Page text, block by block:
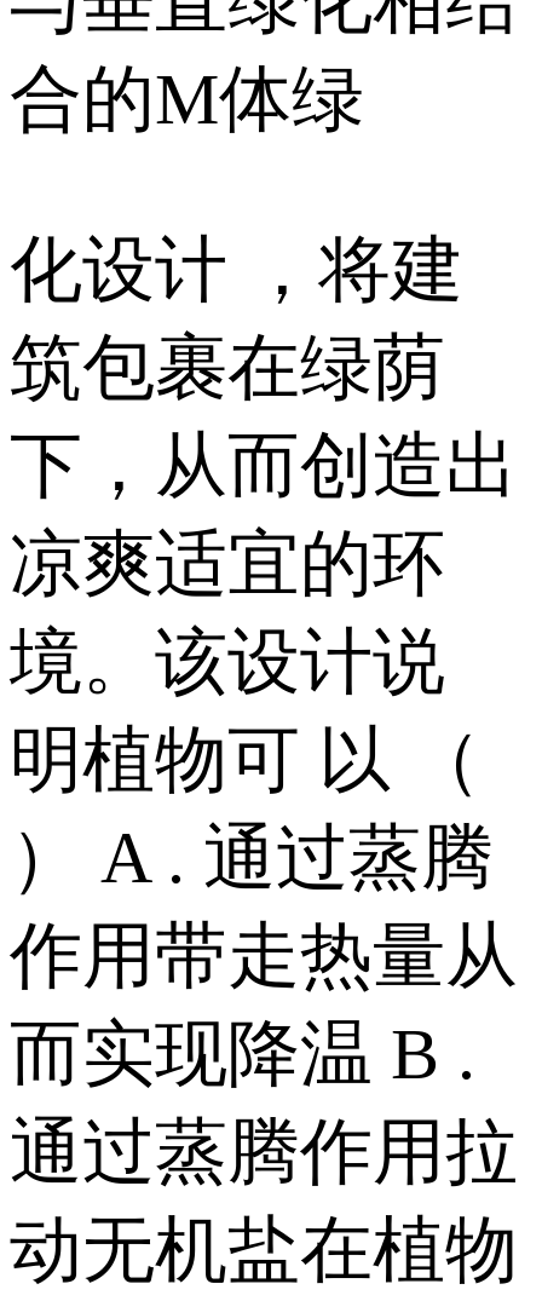
合的M体绿
化设计 ，将建
筑包裹在绿荫
下，从而创造出
凉爽适宜的环
境。该设计说
明植物可 以 （
） A . 通过蒸腾
作用带走热量从
而实现降温 B .
通过蒸腾作用拉
动无机盐在植物